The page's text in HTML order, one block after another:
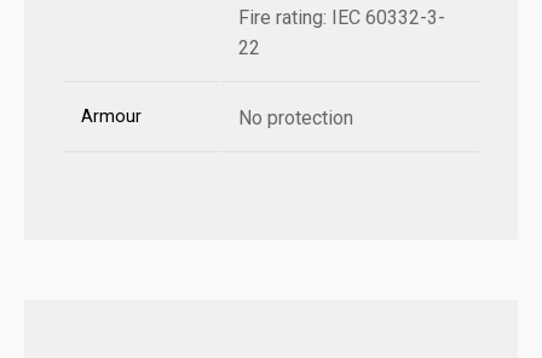
Fire rating: IEC 60332-3-
22
Armour No protection